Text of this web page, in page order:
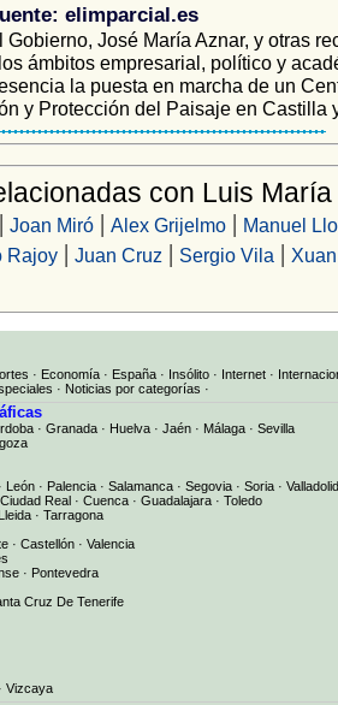
elimparcial.es
José María Aznar, y otras
ámbitos empresarial, político y
la puesta en marcha de un
y Protección del Paisaje en Castilla
con Luis María
Joan Miró| Alex Grijelmo| Manuel
Rajoy| Juan Cruz | Sergio Vila |
· Economía · España · Insólito · Internet ·
· Noticias por categorías ·
· Granada · Huelva · Jaén · Málaga · Sevilla
· León · Palencia · Salamanca · Segovia · Soria · Valladolid
Ciudad Real · Cuenca · Guadalajara · Toledo
Lleida · Tarragona
· Castellón · Valencia
· Pontevedra
Cruz De Tenerife
· Vizcaya